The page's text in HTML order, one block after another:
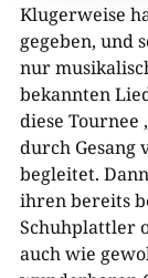
Klugerweise
gegeben, und
nur
bekannten
diese Tournee
durch Gesang
begleitet.
ihren bereits
Schuhplattler
auch wie